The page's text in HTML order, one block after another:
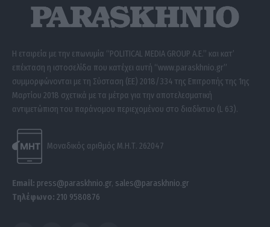
Η εταιρεία με την επωνυμία “POLITICAL MEDIA GROUP A.E.” και κατ’
επέκταση η ιστοσελίδα που κατέχει αυτή “www.paraskhnio.gr”
συμμορφώνονται με τη Σύσταση (ΕΕ) 2018/334 της Επιτροπής της 1ης
Μαρτίου 2018 σχετικά με τα μέτρα για την αποτελεσματική
αντιμετώπιση του παράνομου περιεχομένου στο διαδίκτυο (L 63).
Μοναδικός αριθμός Μ.Η.Τ. 262047
Email: press@paraskhnio.gr, sales@paraskhnio.gr
Τηλέφωνο: 210 9580876